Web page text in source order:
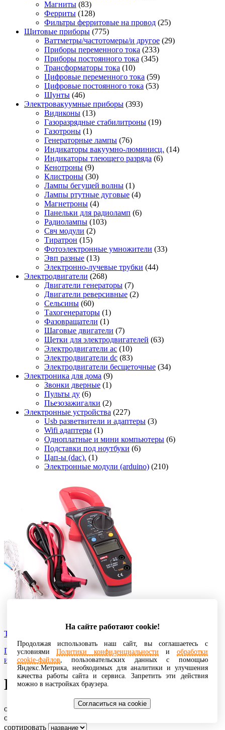
Магниты (83)
Ферриты (128)
Фильтры ферритовые на провод (25)
Щитовые приборы (775)
Ваттметры/частотомеры/и другое (29)
Приборы переменного тока (233)
Приборы постоянного тока (345)
Трансформаторы тока (10)
Цифровые переменного тока (59)
Цифровые постоянного тока (53)
Шунты (46)
Электровакуумные приборы (393)
Видиконы (13)
Газоразрядные стабилитроны (19)
Газотроны (1)
Генераторные лампы (76)
Индикаторы вакуумно-люминисц. (14)
Индикаторы тлеющего разряда (6)
Кенотроны (9)
Клистроны (30)
Лампы бегущей волны (1)
Лампы ртутные дуговые (4)
Магнетроны (4)
Панельки для радиоламп (6)
Радиолампы (103)
Свч модули (2)
Тиратрон (15)
Фотоэлектронные умножители (33)
Эвп разные (13)
Электронно-лучевые трубки (44)
Электродвигатели (268)
Двигатели генераторы (7)
Двигатели реверсивные (2)
Сельсины (60)
Тахогенераторы (1)
Фазовращатели (1)
Шаговые двигатели (7)
Щетки для электродвигателей (63)
Электродвигатели ac (10)
Электродвигатели dc (83)
Электродвигатели бесщеточные (34)
Электроника для дома (9)
Звонки дверные (1)
Пульты ду (6)
Пьезозажигалки (2)
Электронные устройства (227)
Usb разветвители и адаптеры (3)
Wifi адаптеры (1)
Одноплатные и мини компьютеры (6)
Подставки под ноутбуки (6)
Цап-ы (dac). (1)
Электронные модули (arduino) (210)
Токоизмерительные клещи
Прибор для измерения тока без разрыва цепи, в которой
измеряется ток и без электрического контакта с ней.
Клей
отображено: 8 из 8 записей
отобразить
сортировать
На сайте работают cookie!
Продолжая использовать наш сайт, вы соглашаетесь с
условиямиПолитики конфиденциальности и обработки
cookie-файлов, пользовательских данных с помощью
Яндекс.Метрика, необходимых для аналитики и улучшения
качества работы сайта и сервиса. Запретить эти действия
можно в настройках браузера.
Согласиться на cookie